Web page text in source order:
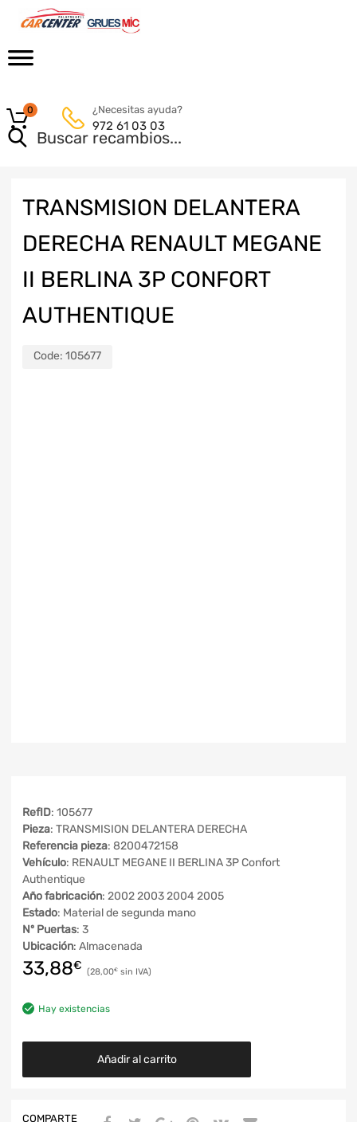
¿Necesitas ayuda?
972 61 03 03
0
TRANSMISION DELANTERA
DERECHA RENAULT MEGANE
II BERLINA 3P CONFORT
AUTHENTIQUE
Code: 105677
RefID: 105677
Pieza: TRANSMISION DELANTERA DERECHA
Referencia pieza: 8200472158
Vehículo: RENAULT MEGANE II BERLINA 3P Confort
Authentique
Año fabricación: 2002 2003 2004 2005
Estado: Material de segunda mano
Nº Puertas: 3
Ubicación: Almacenada
33,88€ 28,00€
Hay existencias
Añadir al carrito
COMPARTE